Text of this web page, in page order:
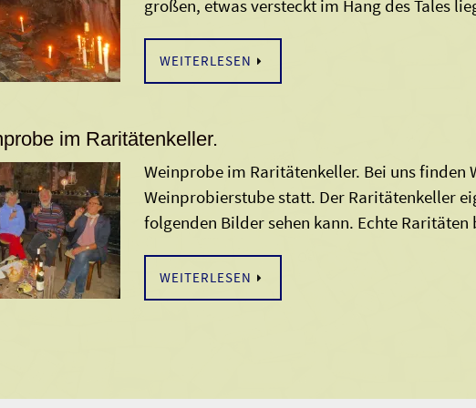
großen, etwas versteckt im Hang des Tales
WEITERLESEN
im Raritätenkeller.
Weinprobe im Raritätenkeller. Bei uns finden
Weinprobierstube statt. Der Raritätenkeller
folgenden Bilder sehen kann. Echte
WEITERLESEN